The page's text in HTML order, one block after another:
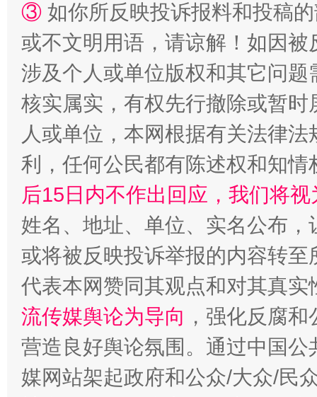
“蜀中异人”王建安的艺术幻境
一纸欠
③ 如你所反映投诉报料和投稿
或不文明用语，请谅解！如因
涉及个人或单位版权和其它问题
核实属实，有权先行撤除或暂
人或单位，本网根据有关法律
利，任何公民都有陈述权和知情
后15日内不作出回应，我们将
姓名、地址、单位、实名公布
或将被反映投诉举报的内容转
代表本网赞同其观点和对其真实
流传媒舆论为导向 ，强化反腐
营造良好舆论氛围。通过中国
媒网站架起政府和公众/大众/民